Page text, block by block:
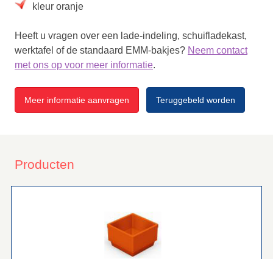
kleur oranje
Heeft u vragen over een lade-indeling, schuifladekast,
werktafel of de standaard EMM-bakjes? Neem contact
met ons op voor meer informatie.
Meer informatie aanvragen Teruggebeld worden
Producten